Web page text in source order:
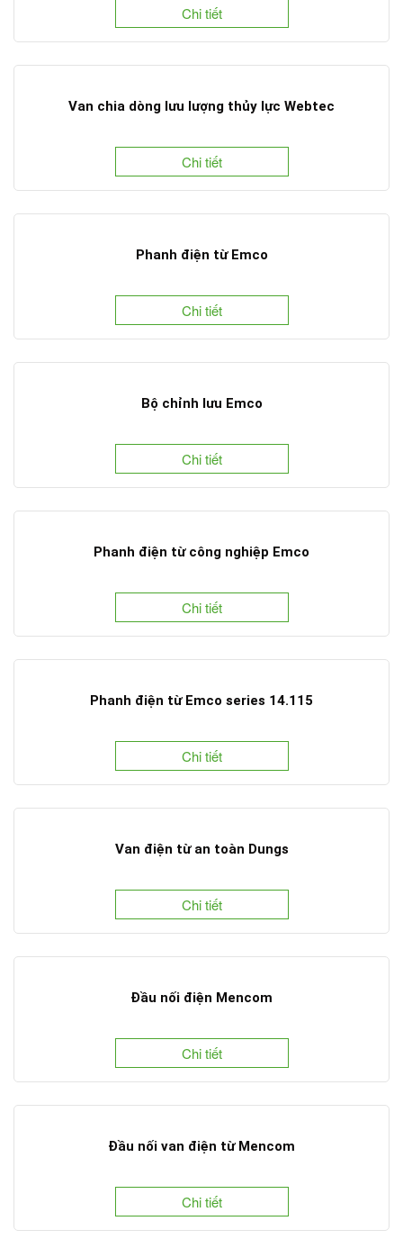
Chi tiết
Van chia dòng lưu lượng thủy lực Webtec
Chi tiết
Phanh điện từ Emco
Chi tiết
Bộ chỉnh lưu Emco
Chi tiết
Phanh điện từ công nghiệp Emco
Chi tiết
Phanh điện từ Emco series 14.115
Chi tiết
Van điện từ an toàn Dungs
Chi tiết
Đầu nối điện Mencom
Chi tiết
Đầu nối van điện từ Mencom
Chi tiết